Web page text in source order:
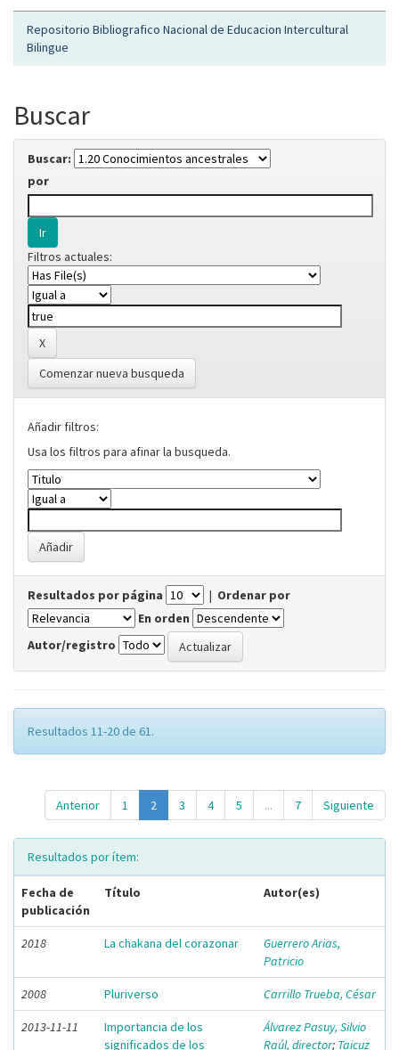
Repositorio Bibliografico Nacional de Educacion Intercultural
Bilingue
Buscar
Buscar:
por
Filtros actuales:
Comenzar nueva busqueda
Añadir filtros:
Usa los filtros para afinar la busqueda.
Resultados por página | Ordenar por
En orden
Autor/registro
Resultados 11-20 de 61.
Anterior 1 2 3 4 5 ... 7 Siguiente
Resultados por ítem:
Fecha de
publicación
Título Autor(es)
2018 La chakana del corazonar
Guerrero Arias,
Patricio
2008 Pluriverso Carrillo Trueba, César
2013-11-11
Importancia de los
significados de los
Álvarez Pasuy, Silvio
Raúl, director; Taicuz